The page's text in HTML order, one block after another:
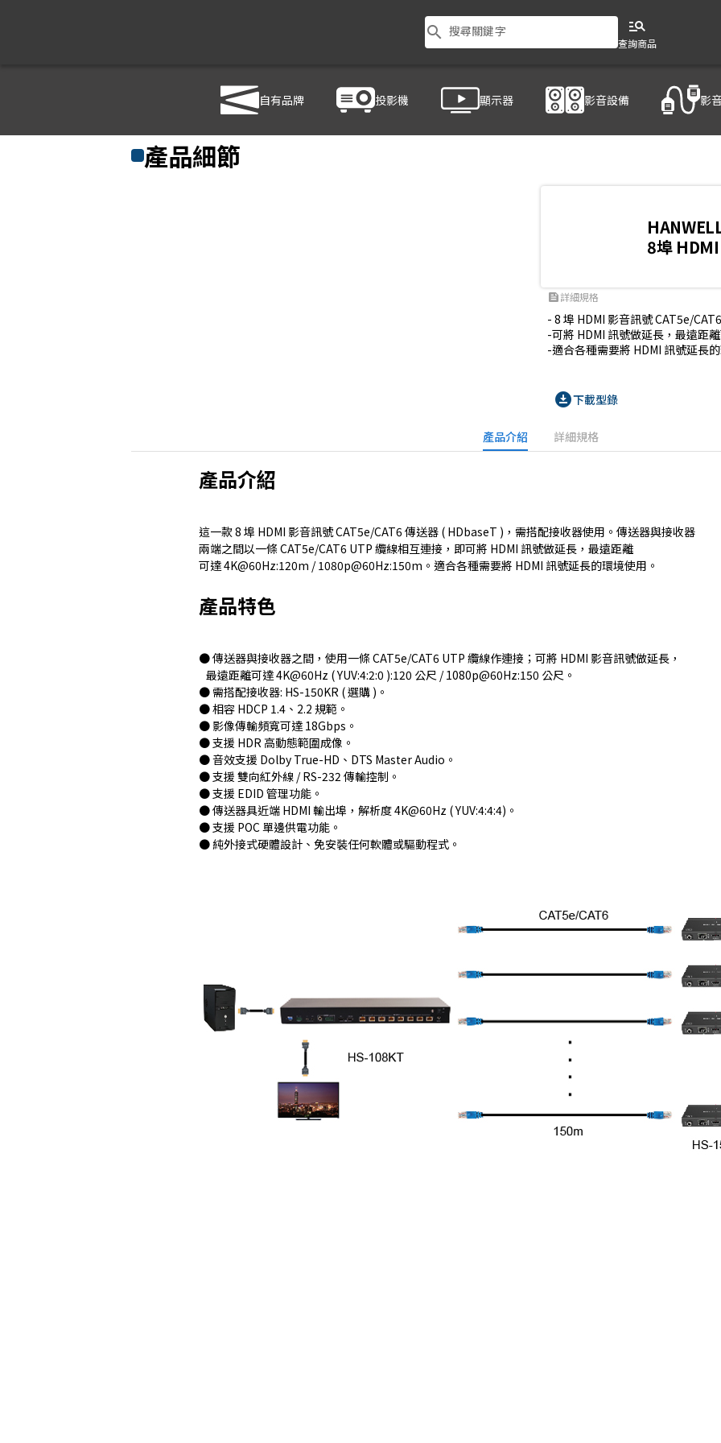
search 搜尋關鍵字 manage_search
查詢商品
自有品牌 投影機 顯示器 影音設備 影
/ 影音處理設備 HANWELL 捍衛科技 HS-108KT
產品細節
8埠
feed詳細規格
- 8 埠 HDMI 影音訊號 CAT5e/
-可將 HDMI 訊號做延長，最遠距
-適合各種需要將 HDMI 訊號延長
download_for_offline下載型錄
產品介紹 詳細規格
產品介紹
這一款 8 埠 HDMI 影音訊號 CAT5e/CAT6 傳送器 ( HDbaseT )，需搭配接收器使用。傳送器與接收器
兩端之間以一條 CAT5e/CAT6 UTP 纜線相互連接，即可將 HDMI 訊號做延長，最遠距離
可達 4K@60Hz:120m / 1080p@60Hz:150m。適合各種需要將 HDMI 訊號延長的環境使用。
產品特色
● 傳送器與接收器之間，使用一條 CAT5e/CAT6 UTP 纜線作連接；可將 HDMI 影音訊號做延長，
最遠距離可達 4K@60Hz ( YUV:4:2:0 ):120 公尺 / 1080p@60Hz:150 公尺。
● 需搭配接收器: HS-150KR ( 選購 )。
● 相容 HDCP 1.4、2.2 規範。
● 影像傳輸頻寬可達 18Gbps。
● 支援 HDR 高動態範圍成像。
● 音效支援 Dolby True-HD、DTS Master Audio。
● 支援 雙向紅外線 / RS-232 傳輸控制。
● 支援 EDID 管理功能。
● 傳送器具近端 HDMI 輸出埠，解析度 4K@60Hz ( YUV:4:4:4)。
● 支援 POC 單邊供電功能。
● 純外接式硬體設計、免安裝任何軟體或驅動程式。